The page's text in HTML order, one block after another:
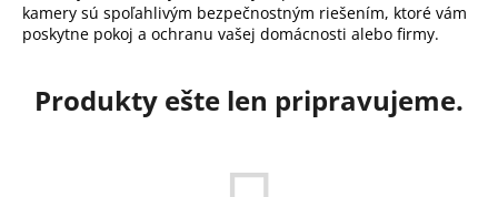
kamery sú spoľahlivým bezpečnostným riešením, ktoré vám
poskytne pokoj a ochranu vašej domácnosti alebo firmy.
Produkty ešte len pripravujeme.
u
e